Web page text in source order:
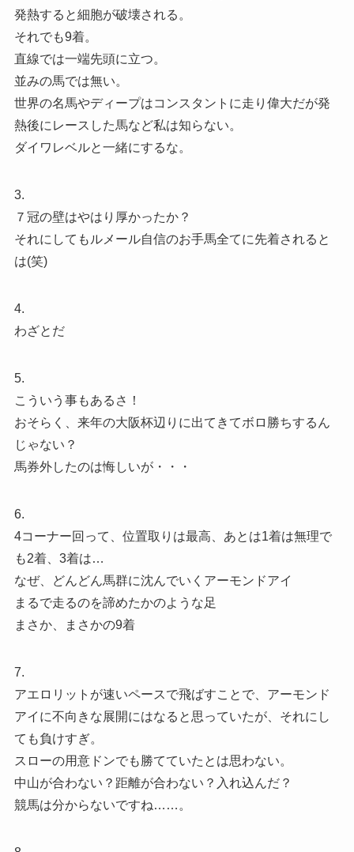
発熱すると細胞が破壊される。
それでも9着。
直線では一端先頭に立つ。
並みの馬では無い。
世界の名馬やディープはコンスタントに走り偉大だが発
熱後にレースした馬など私は知らない。
ダイワレベルと一緒にするな。
3.
７冠の壁はやはり厚かったか？
それにしてもルメール自信のお手馬全てに先着されると
は(笑)
4.
わざとだ
5.
こういう事もあるさ！
おそらく、来年の大阪杯辺りに出てきてボロ勝ちするん
じゃない？
馬券外したのは悔しいが・・・
6.
4コーナー回って、位置取りは最高、あとは1着は無理で
も2着、3着は…
なぜ、どんどん馬群に沈んでいくアーモンドアイ
まるで走るのを諦めたかのような足
まさか、まさかの9着
7.
アエロリットが速いペースで飛ばすことで、アーモンド
アイに不向きな展開にはなると思っていたが、それにし
ても負けすぎ。
スローの用意ドンでも勝てていたとは思わない。
中山が合わない？距離が合わない？入れ込んだ？
競馬は分からないですね……。